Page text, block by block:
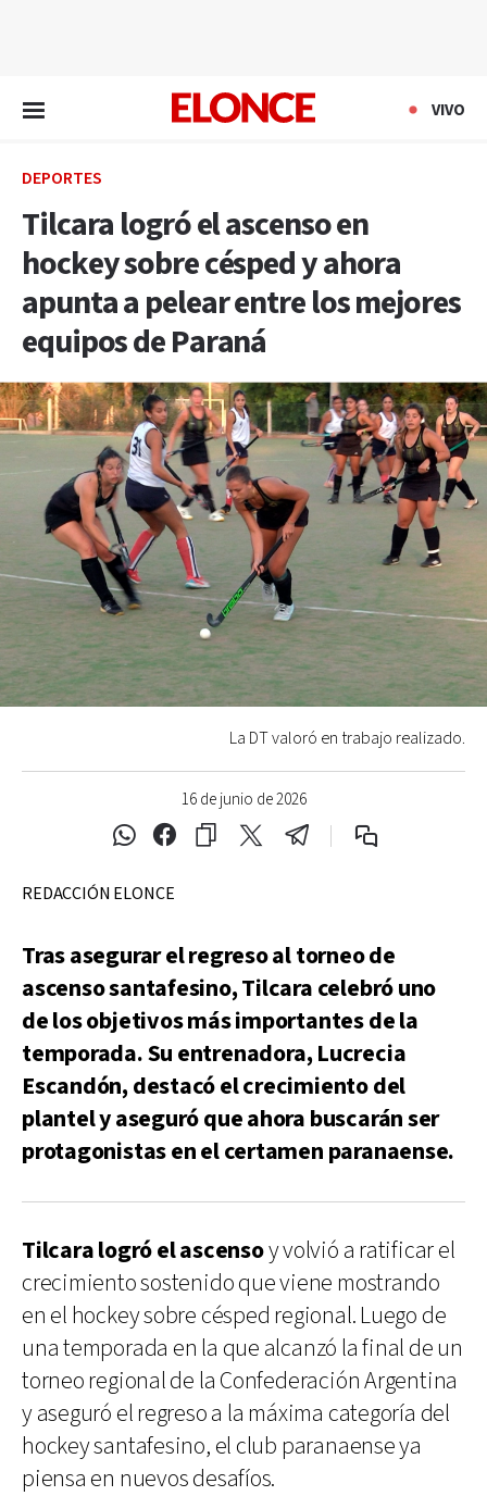
VIVO
DEPORTES
Tilcara logró el ascenso en
hockey sobre césped y ahora
apunta a pelear entre los mejores
equipos de Paraná
16 de junio de 2026
La DT valoró en trabajo realizado.
REDACCIÓN ELONCE
Tras asegurar el regreso al torneo de
ascenso santafesino, Tilcara celebró uno
de los objetivos más importantes de la
temporada. Su entrenadora, Lucrecia
Escandón, destacó el crecimiento del
plantel y aseguró que ahora buscarán ser
protagonistas en el certamen paranaense.
Tilcara logró el ascensoy volvió a ratificar el
crecimiento sostenido que viene mostrando
en el hockey sobre césped regional. Luego de
una temporada en la que alcanzó la final de un
torneo regional de la Confederación Argentina
y aseguró el regreso a la máxima categoría del
hockey santafesino, el club paranaense ya
piensa en nuevos desafíos.